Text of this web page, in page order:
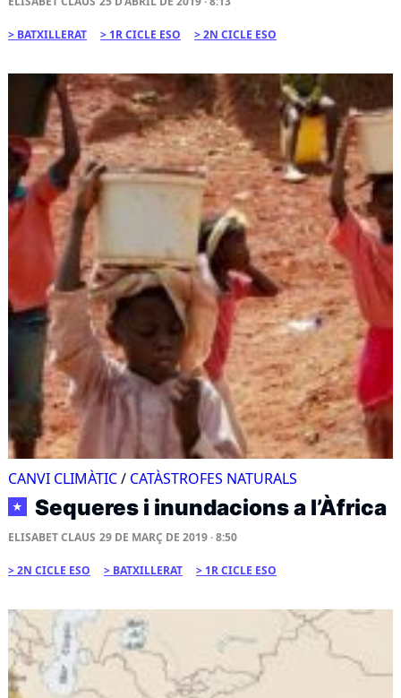
BATXILLERAT 1R CICLE ESO 2N CICLE ESO
CANVI CLIMÀTIC/ CATÀSTROFES NATURALS
★ Sequeres i inundacions a l’Àfrica
ELISABET CLAUS 29 DE MARÇ DE 2019 · 8:50
2N CICLE ESO BATXILLERAT 1R CICLE ESO